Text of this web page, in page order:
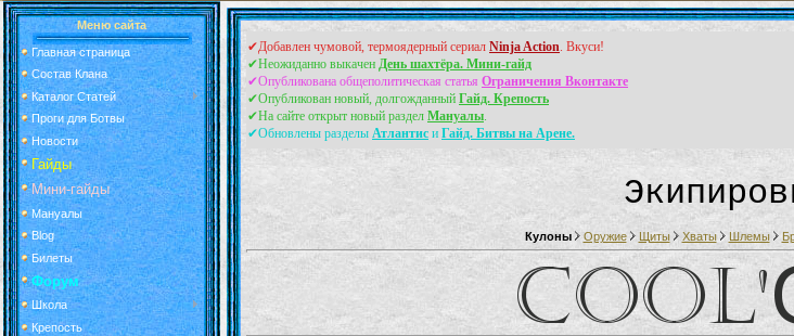
Меню сайта
Главная страница
Состав Клана
Каталог Статей
Проги для Ботвы
Новости
Гайды
Мини-гайды
Мануалы
Blog
Билеты
Форум
Школа
Крепость
✔Добавлен чумовой, термоядерный сериал Ninja Action. Вкуси!
✔Неожиданно выкачен День шахтёра. Мини-гайд
✔Опубликована общеполитическая статья Ограничения Вконтакте
✔Опубликован новый, долгожданный Гайд. Крепость
✔На сайте открыт новый раздел Мануалы.
✔Обновлены разделы Атлантис и Гайд. Битвы на Арене.
Кулоны Оружие Щиты Хваты Шлемы